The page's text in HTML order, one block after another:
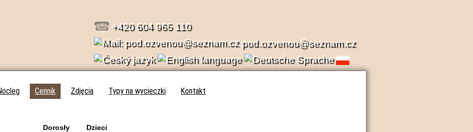
+420 604 965 110
pod.ozvenou@seznam.cz
Cennik Zdjęcia Typy na wycieczki Kontakt
Dorosły
Dzieci